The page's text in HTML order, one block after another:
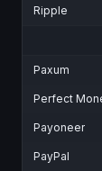
Ripple
Paxum
Perfect
Payoneer
PayPal